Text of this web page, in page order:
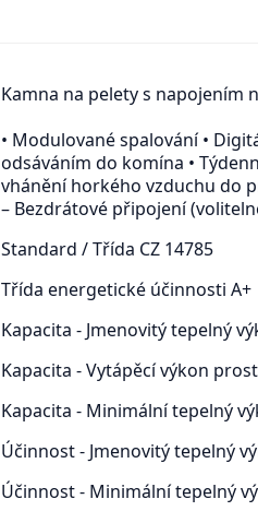
Kamna na pelety s napojením
• Modulované spalování •
odsáváním do komína •
vhánění horkého vzduchu do
– Bezdrátové připojení
Standard / Třída CZ 14785
Třída energetické účinnosti A+
Kapacita - Jmenovitý tepelný
Kapacita - Vytápěcí výkon
Kapacita - Minimální tepelný
Účinnost - Jmenovitý tepelný
Účinnost - Minimální tepelný